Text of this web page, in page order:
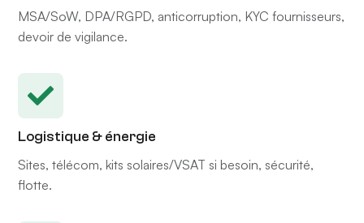
MSA/SoW, DPA/RGPD, anticorruption, KYC fournisseurs,
devoir de vigilance.
Logistique & énergie
Sites, télécom, kits solaires/VSAT si besoin, sécurité,
flotte.